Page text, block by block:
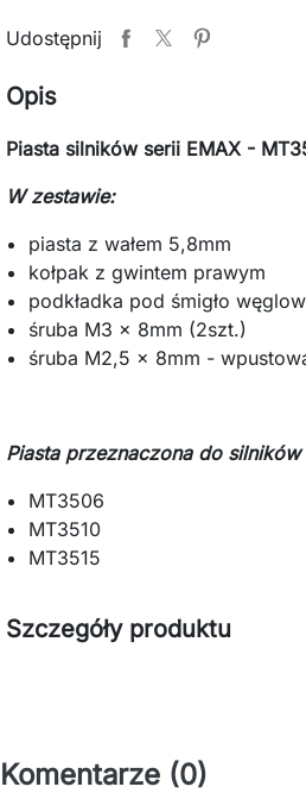
Udostępnij
Opis
Piasta silników serii EMAX -
W zestawie:
piasta z wałem 5,8mm
kołpak z gwintem prawym
podkładka pod śmigło
śruba M3 x 8mm (2szt.)
śruba M2,5 x 8mm -
Piasta przeznaczona do silników
MT3506
MT3510
MT3515
Szczegóły produktu
Komentarze (0)